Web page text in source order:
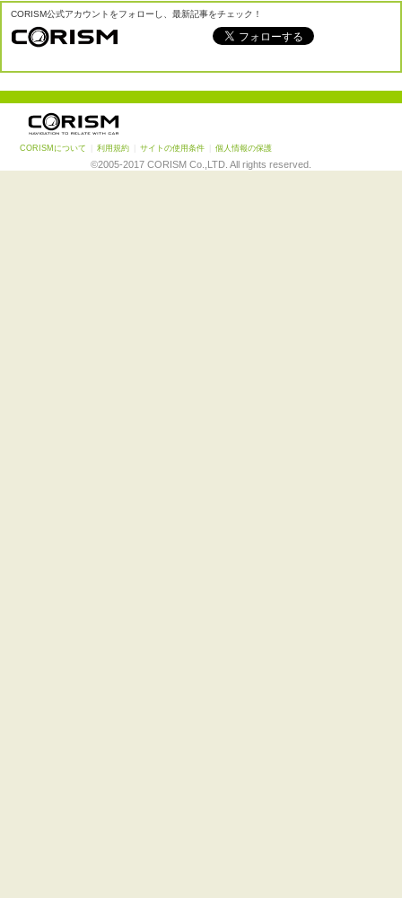
CORISM公式アカウントをフォローし、最新記事をチェック！
CORISMについて 利用規約 サイトの使用条件 個人情報の保護
©2005-2017 CORISM Co.,LTD. All rights reserved.